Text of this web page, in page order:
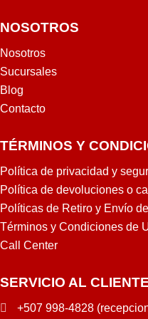
NOSOTROS
Nosotros
Sucursales
Blog
Contacto
TÉRMINOS Y
Política de privacidad y
Política de devoluciones o
Políticas de Retiro y Envío
Términos y Condiciones de
Call Center
SERVICIO AL CLIENTE
+507 998-4828